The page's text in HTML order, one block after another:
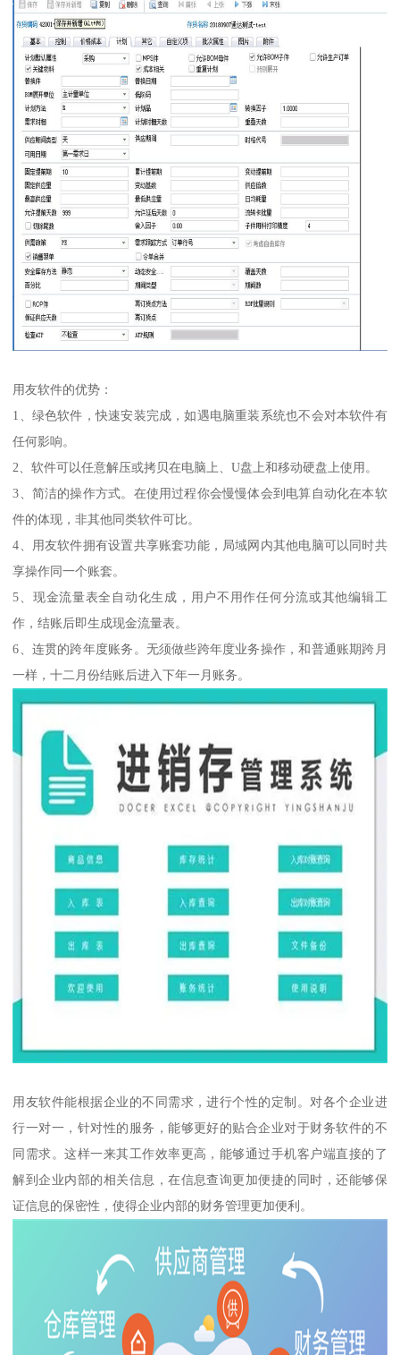
用友软件的优势：
1、绿色软件，快速安装完成，如遇电脑重装系统也不会对本软件有
任何影响。
2、软件可以任意解压或拷贝在电脑上、U盘上和移动硬盘上使用。
3、简洁的操作方式。在使用过程你会慢慢体会到电算自动化在本软
件的体现，非其他同类软件可比。
4、用友软件拥有设置共享账套功能，局域网内其他电脑可以同时共
享操作同一个账套。
5、现金流量表全自动化生成，用户不用作任何分流或其他编辑工
作，结账后即生成现金流量表。
6、连贯的跨年度账务。无须做些跨年度业务操作，和普通账期跨月
一样，十二月份结账后进入下年一月账务。
用友软件能根据企业的不同需求，进行个性的定制。对各个企业进
行一对一，针对性的服务，能够更好的贴合企业对于财务软件的不
同需求。这样一来其工作效率更高，能够通过手机客户端直接的了
解到企业内部的相关信息，在信息查询更加便捷的同时，还能够保
证信息的保密性，使得企业内部的财务管理更加便利。